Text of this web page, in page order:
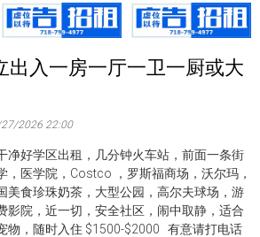
出入一房一厅一卫一厨或大
2026 22:00
净好学区出租，几分钟火车站，前面一条街
，医学院，Costco ，罗斯福商场，沃尔玛，
美食珍珠奶茶，大型公园，高尔夫球场，游
影院，近一切，安全社区，闹中取静，适合
物，随时入住 $1500-$2000 有意请打电话